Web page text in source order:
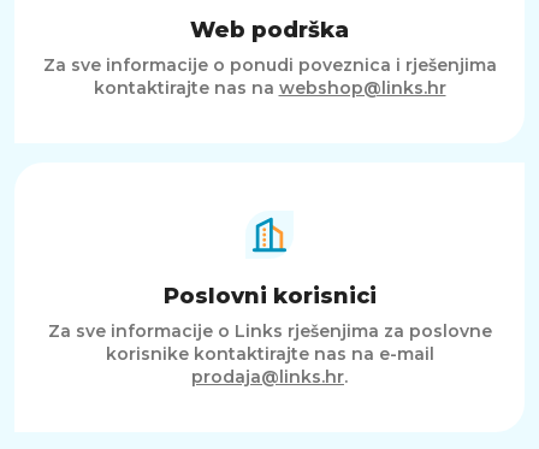
Web podrška
Za sve informacije o ponudi poveznica i rješenjima
kontaktirajte nas na webshop@links.hr
Poslovni korisnici
Za sve informacije o Links rješenjima za poslovne
korisnike kontaktirajte nas na e-mail
prodaja@links.hr.